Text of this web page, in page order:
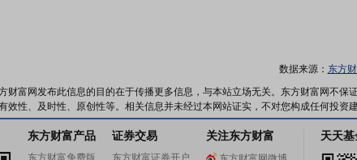
数据来源： 东方
财富网发布此信息的目的在于传播更多信息，与本站立场无关。东方财富网不
效性、及时性、原创性等。相关信息并未经过本网站证实，不对您构成任何投资
东方财富产品
东方财富免费版
证券交易
东方财富证券开户
关注东方财富 天天基